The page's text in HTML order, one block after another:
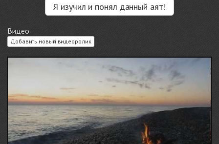
Я изучил и понял данный аят!
Видео
Добавить новый видеоролик